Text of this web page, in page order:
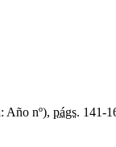
Año nº), págs. 141-